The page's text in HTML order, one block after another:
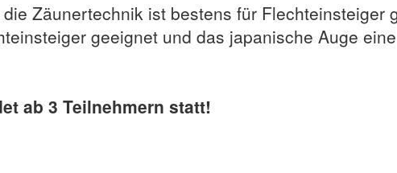
Zäunertechnik ist bestens für
geeignet und das japanische Auge
ab 3 Teilnehmern statt!